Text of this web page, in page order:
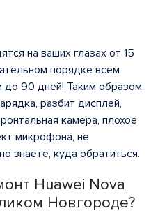
Huawei Nova
Новгороде?
на ваших глазах от 15
порядке всем
до 90 дней! Таким образом,
разбит дисплей,
камера, плохое
микрофона, не
знаете, куда обратиться.